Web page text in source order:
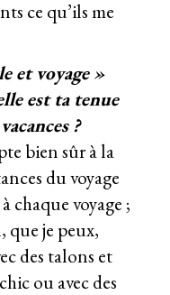
ce qu’ils me
et voyage »
est ta tenue
?
bien sûr à la
du voyage
chaque voyage ;
que je peux,
des talons et
ou avec des